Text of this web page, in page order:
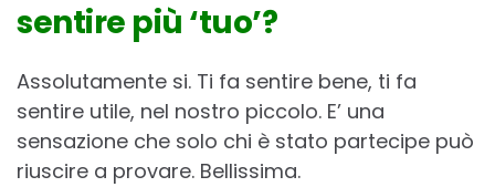
sentire più ‘tuo’?
Assolutamente si. Ti fa sentire bene, ti fa
sentire utile, nel nostro piccolo. E’ una
sensazione che solo chi è stato partecipe può
riuscire a provare. Bellissima.